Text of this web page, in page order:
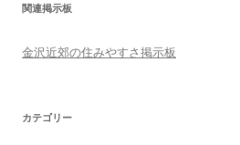
関連掲示板
金沢近郊の住みやすさ掲示板
カテゴリー